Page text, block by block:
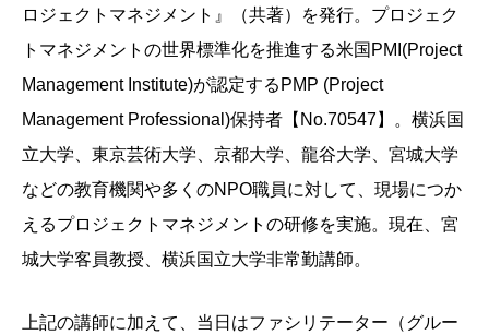
ロジェクトマネジメント』（共著）を発行。プロジェク
トマネジメントの世界標準化を推進する米国PMI(Project
Management Institute)が認定するPMP (Project
Management Professional)保持者【No.70547】。横浜国
立大学、東京芸術大学、京都大学、龍谷大学、宮城大学
などの教育機関や多くのNPO職員に対して、現場につか
えるプロジェクトマネジメントの研修を実施。現在、宮
城大学客員教授、横浜国立大学非常勤講師。
上記の講師に加えて、当日はファシリテーター（グルー